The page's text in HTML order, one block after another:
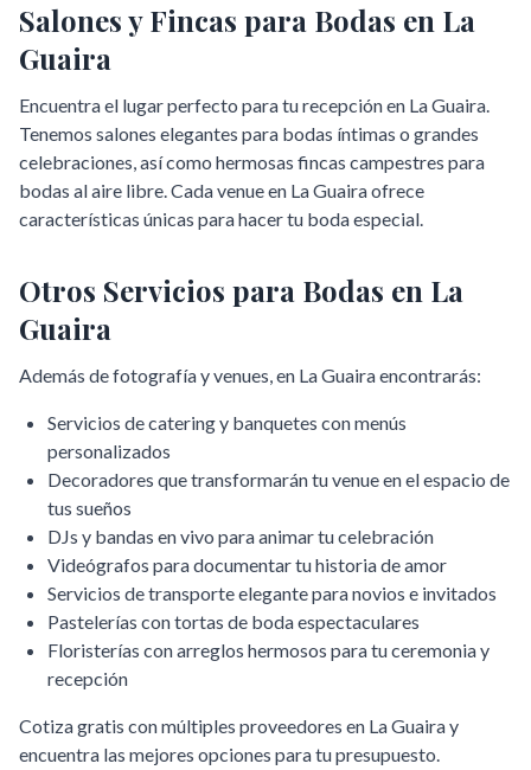
Salones y Fincas para Bodas en La
Guaira
Encuentra el lugar perfecto para tu recepción en La Guaira.
Tenemos salones elegantes para bodas íntimas o grandes
celebraciones, así como hermosas fincas campestres para
bodas al aire libre. Cada venue en La Guairaofrece
características únicas para hacer tu boda especial.
Otros Servicios para Bodas en La
Guaira
Además de fotografía y venues, en La Guairaencontrarás:
Servicios de catering y banquetes con menús
personalizados
Decoradores que transformarán tu venue en el espacio de
tus sueños
DJs y bandas en vivo para animar tu celebración
Videógrafos para documentar tu historia de amor
Servicios de transporte elegante para novios e invitados
Pastelerías con tortas de boda espectaculares
Floristerías con arreglos hermosos para tu ceremonia y
recepción
Cotiza gratis con múltiples proveedores en La Guairay
encuentra las mejores opciones para tu presupuesto.